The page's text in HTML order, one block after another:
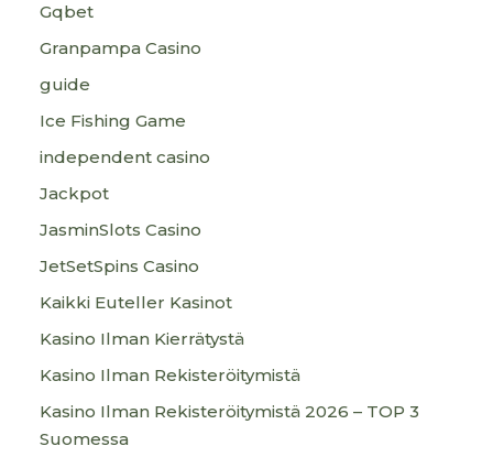
Gqbet
Granpampa Casino
guide
Ice Fishing Game
independent casino
Jackpot
JasminSlots Casino
JetSetSpins Casino
Kaikki Euteller Kasinot
Kasino Ilman Kierrätystä
Kasino Ilman Rekisteröitymistä
Kasino Ilman Rekisteröitymistä 2026 – TOP 3
Suomessa